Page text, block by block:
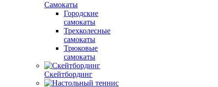
Самокаты
Городские
самокаты
Трехколесные
самокаты
Трюковые
самокаты
Скейтбординг